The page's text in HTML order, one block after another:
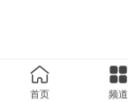
首页 频道